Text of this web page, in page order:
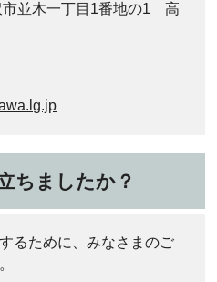
並木一丁目1番地の1 高
ちましたか？
るために、みなさまのご